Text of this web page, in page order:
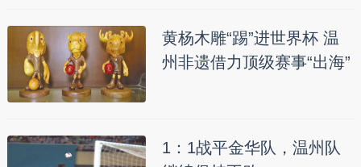
黄杨木雕“踢”进世界杯 温
州非遗借力顶级赛事“出海”
1：1战平金华队，温州队